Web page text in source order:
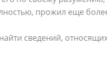
прожил еще
сведений,